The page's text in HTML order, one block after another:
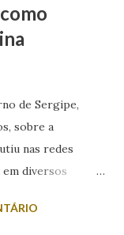
de Sergipe,
sobre a
nas redes
diversos
a possibilidade